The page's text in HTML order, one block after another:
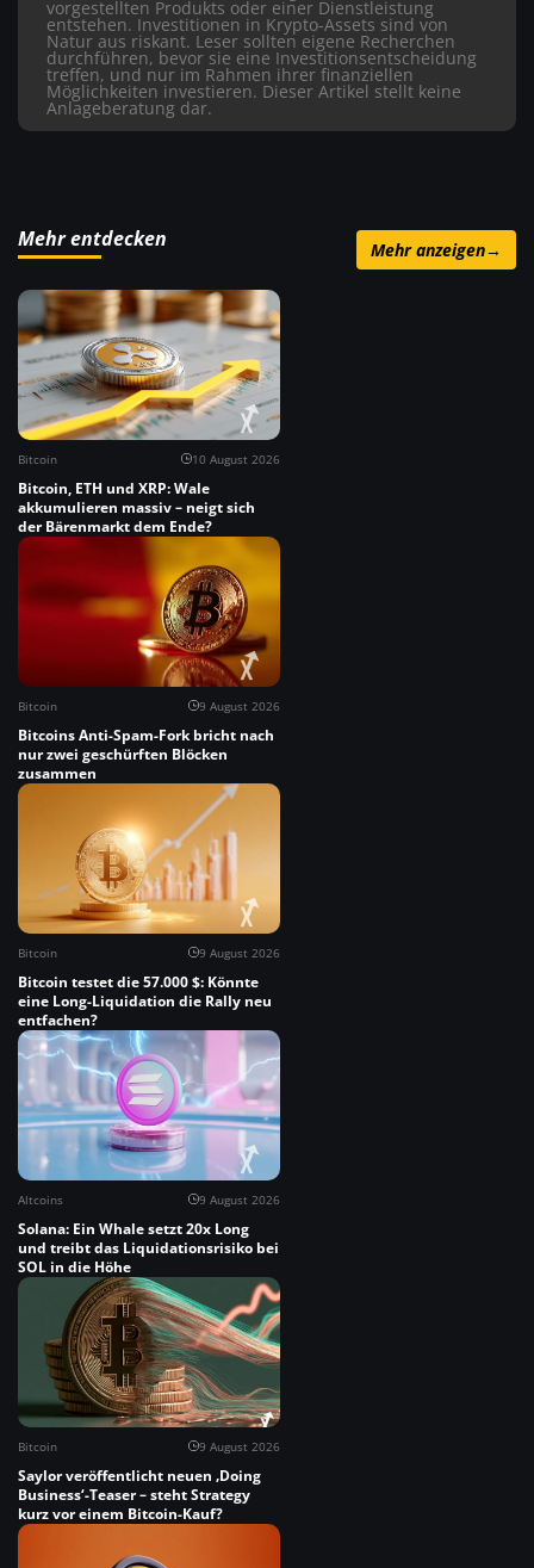
vorgestellten Produkts oder einer Dienstleistung
entstehen. Investitionen in Krypto-Assets sind von
Natur aus riskant. Leser sollten eigene Recherchen
durchführen, bevor sie eine Investitionsentscheidung
treffen, und nur im Rahmen ihrer finanziellen
Möglichkeiten investieren. Dieser Artikel stellt keine
Anlageberatung dar.
Mehr entdecken Mehr anzeigen→
Bitcoin 10 August 2026
Bitcoin, ETH und XRP: Wale
akkumulieren massiv – neigt sich
der Bärenmarkt dem Ende?
Bitcoin 9 August 2026
Bitcoins Anti-Spam-Fork bricht nach
nur zwei geschürften Blöcken
zusammen
Bitcoin 9 August 2026
Bitcoin testet die 57.000 $: Könnte
eine Long-Liquidation die Rally neu
entfachen?
Altcoins 9 August 2026
Solana: Ein Whale setzt 20x Long
und treibt das Liquidationsrisiko bei
SOL in die Höhe
Bitcoin 9 August 2026
Saylor veröffentlicht neuen ‚Doing
Business‘-Teaser – steht Strategy
kurz vor einem Bitcoin-Kauf?